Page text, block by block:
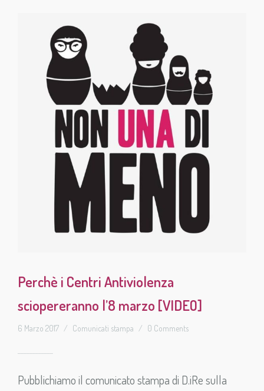
Perchè i Centri Antiviolenza
sciopereranno l’8 marzo [VIDEO]
6 Marzo 2017 / Comunicati stampa / 0 Comments
Pubblichiamo il comunicato stampa di D.iRe sulla